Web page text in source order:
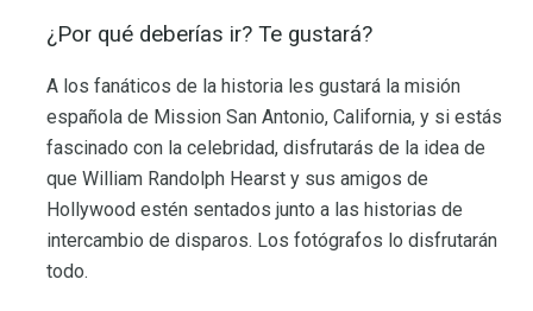
¿Por qué deberías ir? Te gustará?
A los fanáticos de la historia les gustará la misión
española de Mission San Antonio, California, y si estás
fascinado con la celebridad, disfrutarás de la idea de
que William Randolph Hearst y sus amigos de
Hollywood estén sentados junto a las historias de
intercambio de disparos. Los fotógrafos lo disfrutarán
todo.